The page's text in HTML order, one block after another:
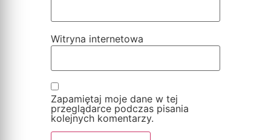
Witryna internetowa
Zapamiętaj moje dane w tej
przeglądarce podczas pisania
kolejnych komentarzy.